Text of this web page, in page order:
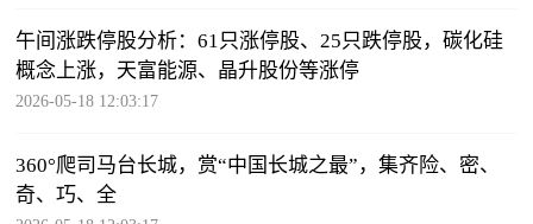
午间涨跌停股分析：61只涨停股、25只跌停股，碳化硅
概念上涨，天富能源、晶升股份等涨停
2026-05-18 12:03:17
360°爬司马台长城，赏“中国长城之最”，集齐险、密、
奇、巧、全